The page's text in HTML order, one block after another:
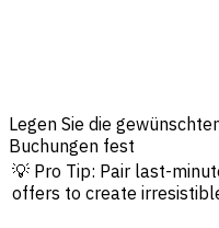
Legen Sie die
Buchungen fest
💡 Pro Tip: Pair last-
offers to create